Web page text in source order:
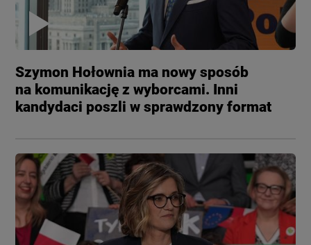
Szymon Hołownia ma nowy sposób
na komunikację z wyborcami. Inni
kandydaci poszli w sprawdzony format